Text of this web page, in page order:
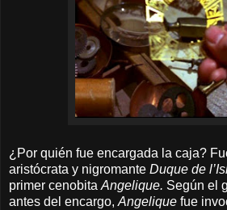
¿Por quién fue encargada la caja?
aristócrata y nigromante Duque de
primer cenobita Angelique. Según el
antes del encargo, Angelique fue